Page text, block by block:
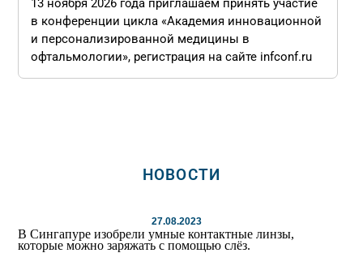
13 ноября 2026 года приглашаем принять участие
в конференции цикла «Академия инновационной
и персонализированной медицины в
офтальмологии», регистрация на сайте infconf.ru
НОВОСТИ
27.08.2023
В Сингапуре изобрели умные контактные линзы,
которые можно заряжать с помощью слёз.